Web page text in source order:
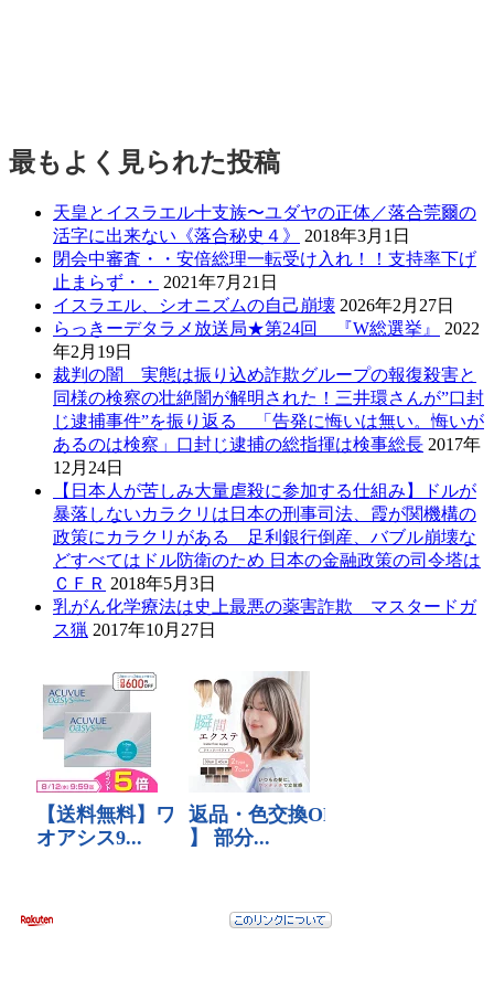
最もよく見られた投稿
天皇とイスラエル十支族〜ユダヤの正体／落合莞爾の
活字に出来ない《落合秘史４》
2018年3月1日
閉会中審査・・安倍総理一転受け入れ！！支持率下げ
止まらず・・
2021年7月21日
イスラエル、シオニズムの自己崩壊 2026年2月27日
らっきーデタラメ放送局★第24回 『W総選挙』
2022
年2月19日
裁判の闇 実態は振り込め詐欺グループの報復殺害と
同様の検察の壮絶闇が解明された！三井環さんが”口封
じ逮捕事件”を振り返る 「告発に悔いは無い。悔いが
あるのは検察」口封じ逮捕の総指揮は検事総長 2017年
12月24日
【日本人が苦しみ大量虐殺に参加する仕組み】ドルが
暴落しないカラクリは日本の刑事司法、霞が関機構の
政策にカラクリがある 足利銀行倒産、バブル崩壊な
どすべてはドル防衛のため 日本の金融政策の司令塔は
ＣＦＲ 2018年5月3日
乳がん化学療法は史上最悪の薬害詐欺 マスタードガ
ス猟 2017年10月27日